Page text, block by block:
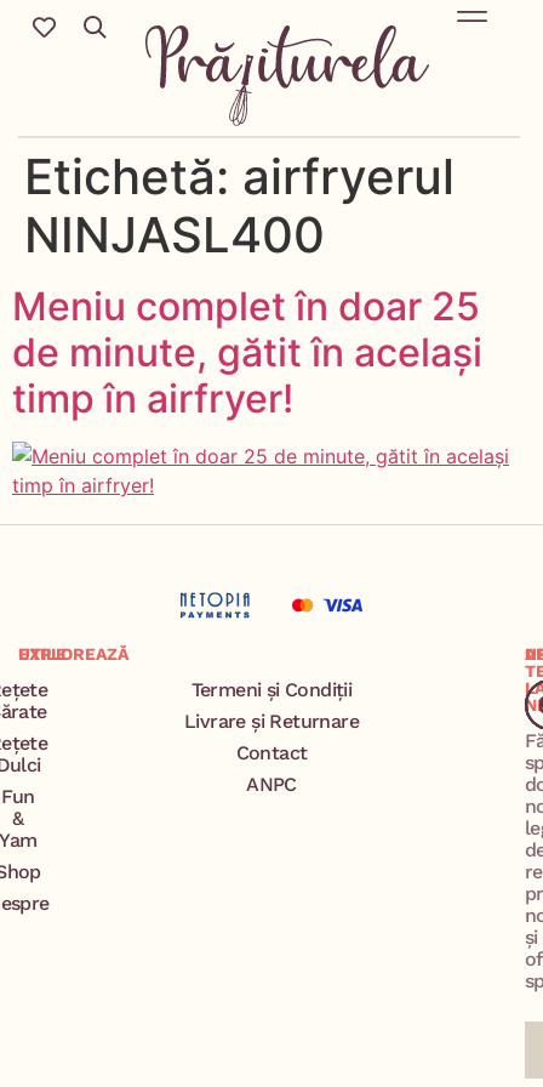
Etichetă: airfryerul
NINJASL400
Meniu complet în doar 25
de minute, gătit în același
timp în airfryer!
EXPLOREAZĂ
Fun
&
Yam
UTILE
Termeni și Condiții
Livrare și Returnare
Contact
ANPC
și